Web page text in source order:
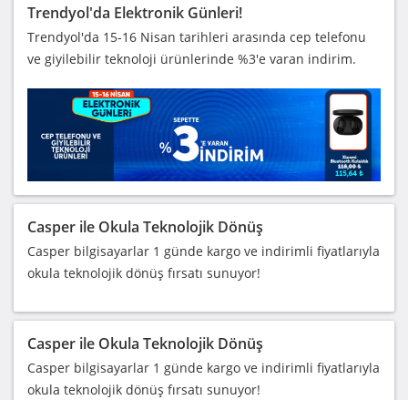
Trendyol'da Elektronik Günleri!
Trendyol'da 15-16 Nisan tarihleri arasında cep telefonu
ve giyilebilir teknoloji ürünlerinde %3'e varan indirim.
Casper ile Okula Teknolojik Dönüş
Casper bilgisayarlar 1 günde kargo ve indirimli fiyatlarıyla
okula teknolojik dönüş fırsatı sunuyor!
Casper ile Okula Teknolojik Dönüş
Casper bilgisayarlar 1 günde kargo ve indirimli fiyatlarıyla
okula teknolojik dönüş fırsatı sunuyor!